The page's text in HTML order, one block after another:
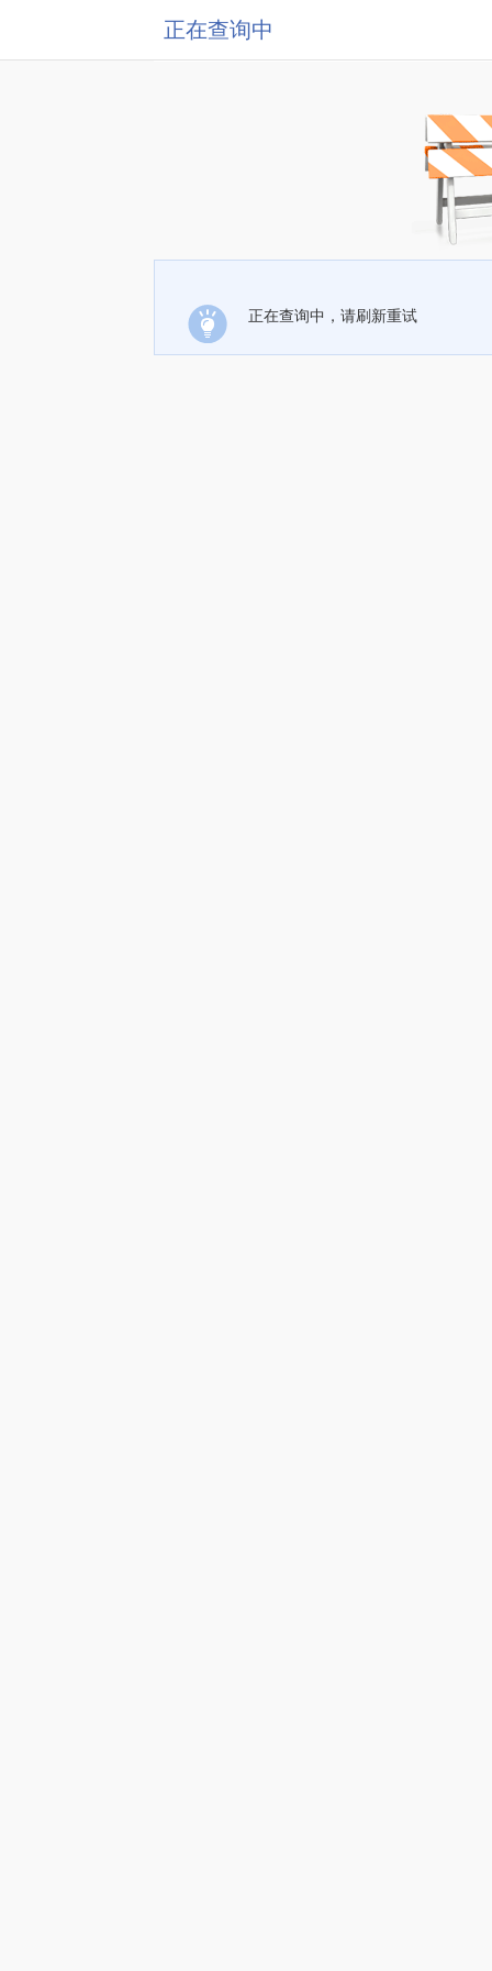
正在查询中
正在查询中，请刷新重试